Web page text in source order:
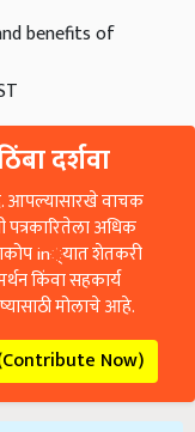
benefits of
दर्शवा
आपल्यासारखे वाचक
पत्रकारितेला अधिक
in्यात शेतकरी
किंवा सहकार्य
मोलाचे आहे.
Now)